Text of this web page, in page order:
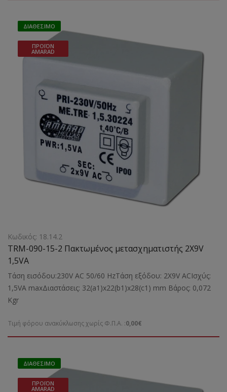
ΔΙΑΘΈΣΙΜΟ
ΠΡΟΪΌΝ
AMARAD
Κωδικός: 18.14.2
TRM-090-15-2 Πακτωμένος μετασχηματιστής 2X9V
1,5VA
Τάση εισόδου:230V AC 50/60 HzΤάση εξόδου: 2X9V ACΙσχύς:
1,5VA maxΔιαστάσεις: 32(a1)x22(b1)x28(c1) mm Bάρος: 0,072
Kgr
Τιμή φόρου ανακύκλωσης χωρίς Φ.Π.Α. :0,00€
ΔΙΑΘΈΣΙΜΟ
ΠΡΟΪΌΝ
AMARAD